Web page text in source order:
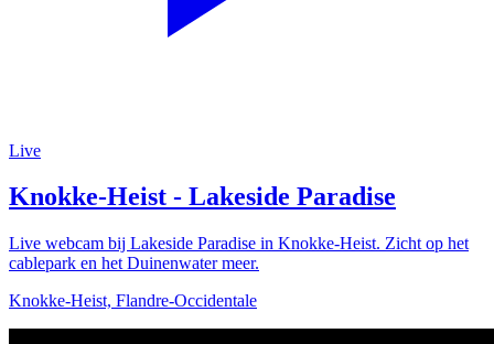
Live
Knokke-Heist - Lakeside Paradise
Live webcam bij Lakeside Paradise in Knokke-Heist. Zicht op het
cablepark en het Duinenwater meer.
Knokke-Heist, Flandre-Occidentale